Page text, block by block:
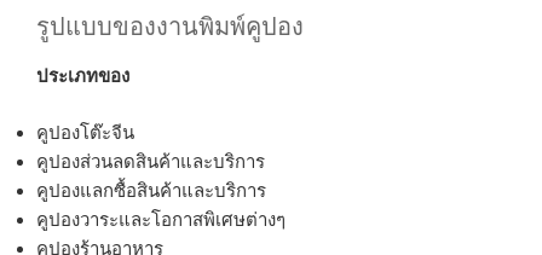
รูปแบบของงานพิมพ์คูปอง
ประเภทของ
คูปองโต๊ะจีน
คูปองส่วนลดสินค้าและบริการ
คูปองแลกซื้อสินค้าและบริการ
คูปองวาระและโอกาสพิเศษต่างๆ
คูปองร้านอาหาร